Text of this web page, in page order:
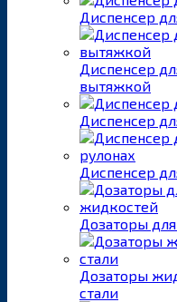
Диспенсер
Диспенсер
вытяжкой
Диспенсер
Диспенсер
Дозаторы
Дозаторы
стали